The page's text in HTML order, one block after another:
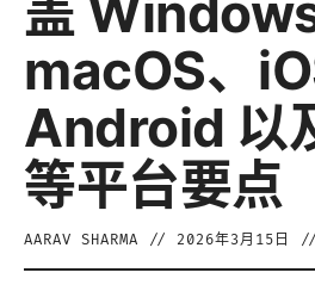
盖 Windows
macOS、
Android 以
等平台要点
AARAV SHARMA // 2026年3月15日